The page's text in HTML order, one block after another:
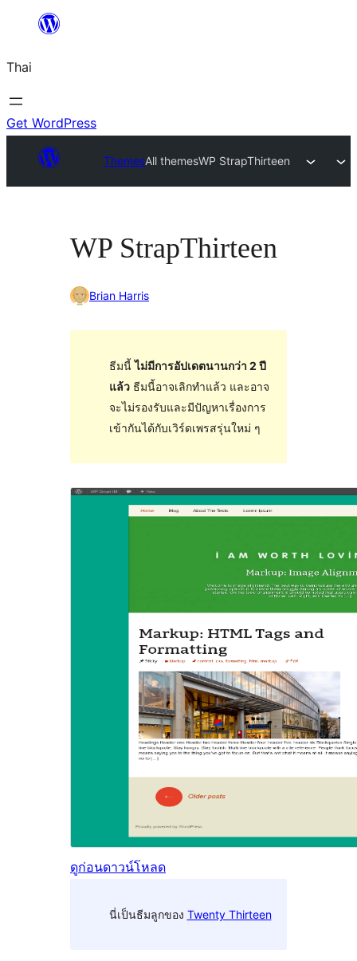
ยัง
เนื้อหา
Thai
Get WordPress
ThemesAll themesWP StrapThirteen
WP StrapThirteen
Brian Harris
ธีมนี้ไม่มีการอัปเดตนานกว่า 2 ปี
แล้วธีมนี้อาจเลิกทำแล้ว และอาจ
จะไม่รองรับและมีปัญหาเรื่องการ
เข้ากันได้กับเวิร์ดเพรสรุ่นใหม่ ๆ
ดูก่อนดาวน์โหลด
นี่เป็นธีมลูกของ Twenty Thirteen